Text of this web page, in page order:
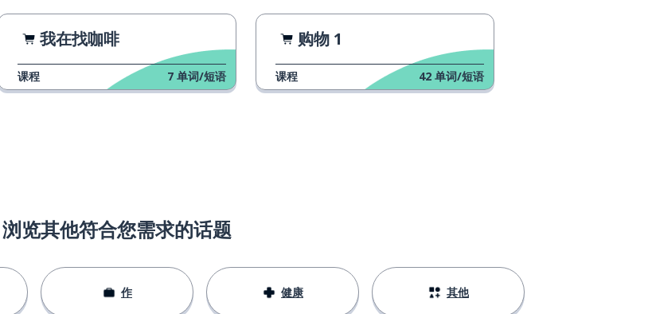
我在找咖啡
课程 7 单词/短语
购物 1
课程 42 单词/短语
浏览其他符合您需求的话题
作 健康 其他